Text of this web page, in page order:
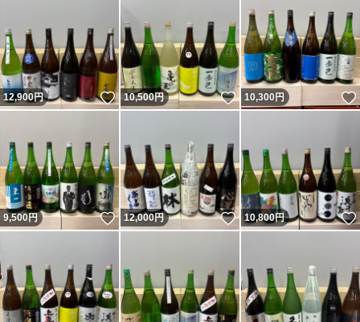
12,900円 いいね！
10,500円 いいね！
10,300円
9,500円 いいね！
12,000円 いいね！
10,800円